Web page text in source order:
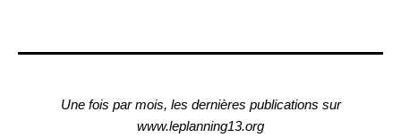
Une fois par mois, les dernières publications sur
www.leplanning13.org